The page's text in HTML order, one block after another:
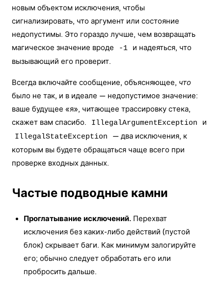
новым объектом исключения, чтобы
сигнализировать, что аргумент или состояние
недопустимы. Это гораздо лучше, чем возвращать
магическое значение вроде
-1
и надеяться, что
вызывающий его проверит.
Всегда включайте сообщение, объясняющее, что
было не так, и в идеале — недопустимое значение:
ваше будущее «я», читающее трассировку стека,
скажет вам спасибо.
IllegalArgumentException и
IllegalStateException
— два исключения, к
которым вы будете обращаться чаще всего при
проверке входных данных.
Частые подводные камни
Проглатывание исключений. Перехват
исключения без каких-либо действий (пустой
блок) скрывает баги. Как минимум залогируйте
его; обычно следует обработать его или
пробросить дальше.